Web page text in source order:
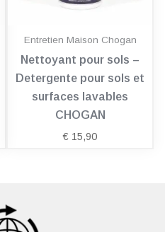
Entretien Maison Chogan
Nettoyant pour sols –
Detergente pour sols et
surfaces lavables
CHOGAN
€ 15,90